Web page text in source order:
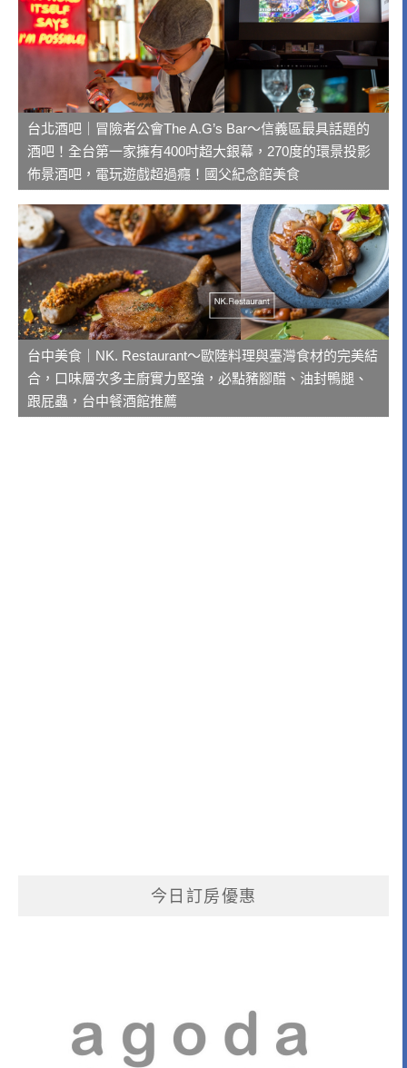
台北酒吧｜冒險者公會The A.G’s Bar～信義區最具話題的
酒吧！全台第一家擁有400吋超大銀幕，270度的環景投影
佈景酒吧，電玩遊戲超過癮！國父紀念館美食
台中美食｜NK. Restaurant～歐陸料理與臺灣食材的完美結
合，口味層次多主廚實力堅強，必點豬腳醋、油封鴨腿、
跟屁蟲，台中餐酒館推薦
今日訂房優惠